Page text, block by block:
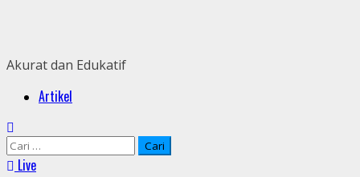
Akurat dan Edukatif
PrimaryArtikel
Cari
untuk:
Live